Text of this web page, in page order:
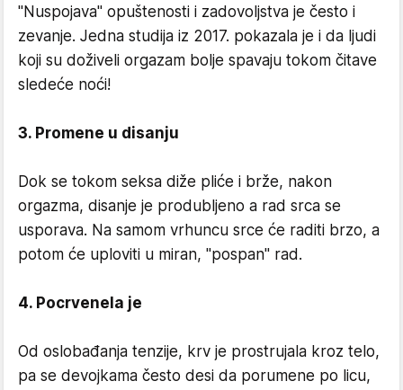
"Nuspojava" opuštenosti i zadovoljstva je često i
zevanje. Jedna studija iz 2017. pokazala je i da ljudi
koji su doživeli orgazam bolje spavaju tokom čitave
sledeće noći!
3. Promene u disanju
Dok se tokom seksa diže pliće i brže, nakon
orgazma, disanje je produbljeno a rad srca se
usporava. Na samom vrhuncu srce će raditi brzo, a
potom će uploviti u miran, "pospan" rad.
4. Pocrvenela je
Od oslobađanja tenzije, krv je prostrujala kroz telo,
pa se devojkama često desi da porumene po licu,